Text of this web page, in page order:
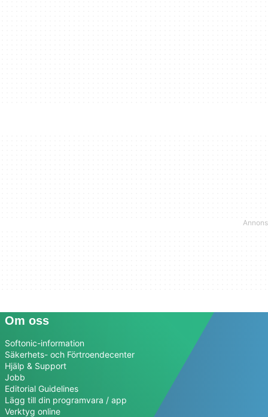
Om oss
Softonic-information
Säkerhets- och Förtroendecenter
Hjälp & Support
Jobb
Editorial Guidelines
Lägg till din programvara / app
Verktyg online